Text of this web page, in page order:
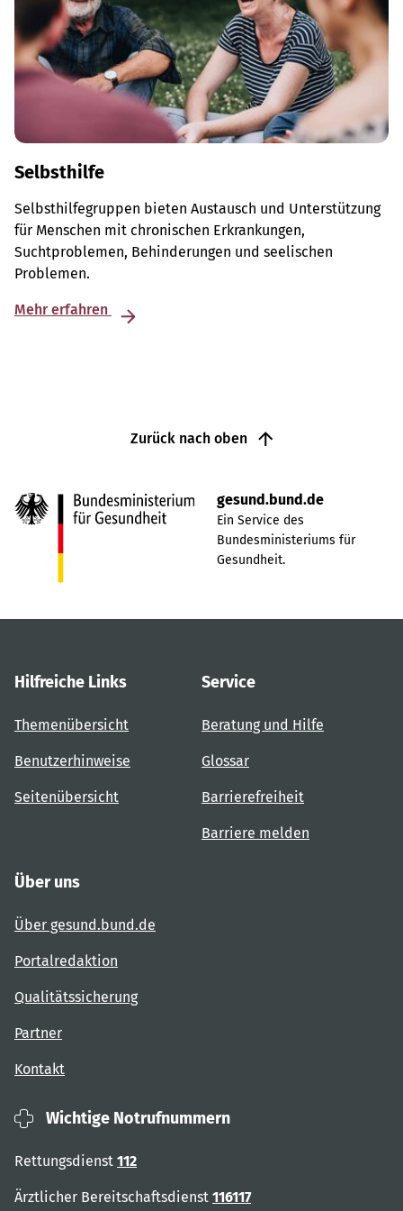
Selbsthilfe
Selbsthilfegruppen bieten Austausch und Unterstützung
für Menschen mit chronischen Erkrankungen,
Suchtproblemen, Behinderungen und seelischen
Problemen.
Mehr erfahren
Zurück nach oben
gesund.bund.de
Ein Service des
Bundesministeriums für
Gesundheit.
Hilfreiche Links
Themenübersicht
Benutzerhinweise
Seitenübersicht
Service
Beratung und Hilfe
Glossar
Barrierefreiheit
Barriere melden
Über uns
Über gesund.bund.de
Portalredaktion
Qualitätssicherung
Partner
Kontakt
Wichtige Notrufnummern
Rettungsdienst 112
Ärztlicher Bereitschaftsdienst 116117